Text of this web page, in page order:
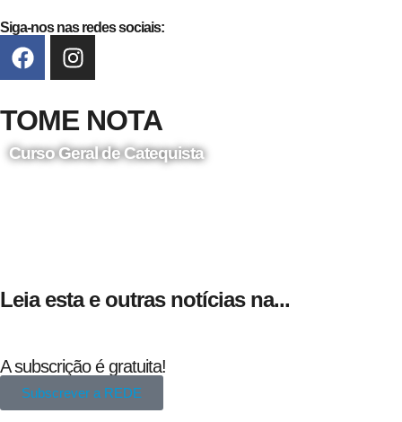
Siga-nos nas redes sociais:
TOME NOTA
Curso Geral de Catequista
Leia esta e outras notícias na...
A subscrição é gratuita!
Subscrever a REDE